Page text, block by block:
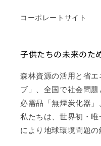
コーポレートサイト
子供たちの未来のた
森林資源の活用と省
ブ」、全国で社会問
必需品「無煙炭化器」
私たちは、世界初・
により地球環境問題の